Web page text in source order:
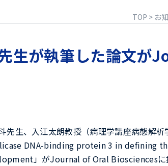
TOP > お
生が執筆した論文
先生、入江太朗教授（病理学講座病態
DNA-binding protein 3 in defining
」がJournal of Oral Biosciencesに